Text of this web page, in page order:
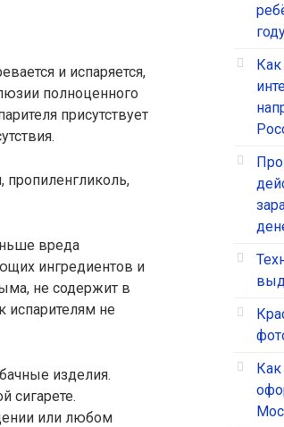
и испаряется,
полноценного
присутствует
пропиленгликоль,
вреда
ингредиентов и
не содержит в
испарителям не
изделия.
сигарете.
или любом